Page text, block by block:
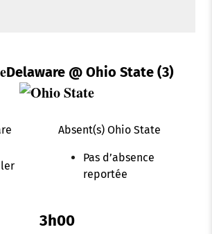
Delaware @ Ohio State (3)
Absent(s) Ohio State
Pas d’absence
reportée
3h00